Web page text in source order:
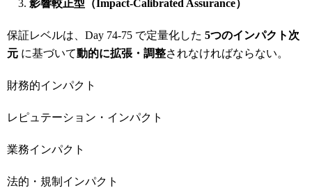
影響較正型（Impact-Calibrated Assurance）
保証レベルは、Day 74-75 で定量化した 5つのインパクト次
元 に基づいて動的に拡張・調整されなければならない。
財務的インパクト
レピュテーション・インパクト
業務インパクト
法的・規制インパクト